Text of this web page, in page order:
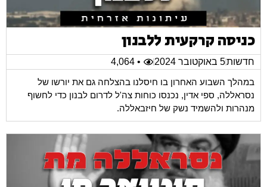
כניסה קרקעית ללבנון
חדשות5 באוקטובר 2024
• 4,064
במהלך השבוע האחרון בו חיסלנו בהצלחה גם את יורשו של
נסראללה, ספי אדין, נכנסו כוחות צה'ל לדרום לבנון כדי לחשוף
מנהרות ולהשמיד נשק של חיזבאללה.